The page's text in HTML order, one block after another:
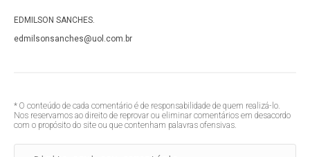
EDMILSON SANCHES.
edmilsonsanches@uol.com.br
* O conteúdo de cada comentário é de responsabilidade de quem realizá-lo.
Nos reservamos ao direito de reprovar ou eliminar comentários em desacordo
com o propósito do site ou que contenham palavras ofensivas.